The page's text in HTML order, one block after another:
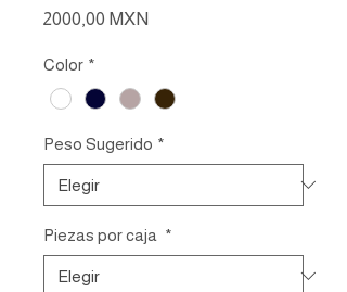
2000,00 MXN
Color *
Peso Sugerido *
Piezas por caja *